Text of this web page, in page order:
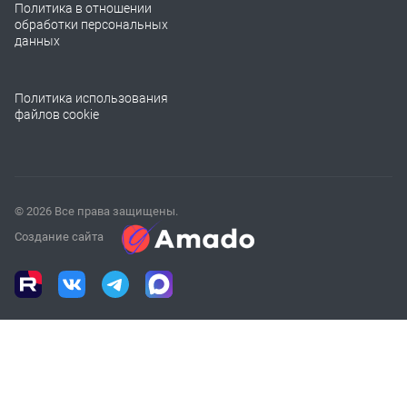
Политика в отношении
обработки персональных
данных
Политика использования
файлов cookie
© 2026 Все права защищены.
Создание сайта